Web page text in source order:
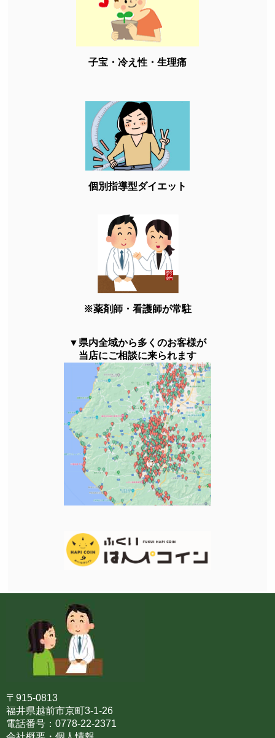
子宝・冷え性・生理痛
個別指導型ダイエット
※薬剤師・看護師が常駐
▼県内全域から多くのお客様が
当店にご相談に来られます
〒915-0813
福井県越前市京町3-1-26
電話番号：0778-22-2371